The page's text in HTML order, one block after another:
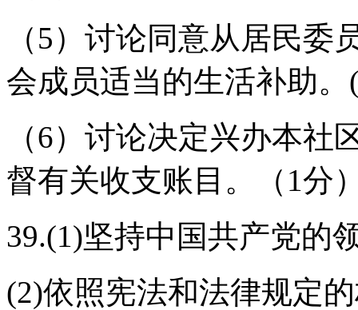
（5）讨论同意从居民
会成员适当的生活补助。
（6）讨论决定兴办本
督有关收支账目。（1分
39.(1)坚持中国共产党的
(2)依照宪法和法律规定